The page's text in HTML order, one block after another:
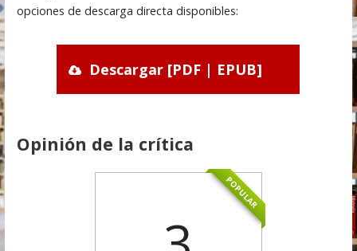
opciones de descarga directa disponibles:
Descargar [PDF | EPUB]
Opinión de la crítica
POPULAR